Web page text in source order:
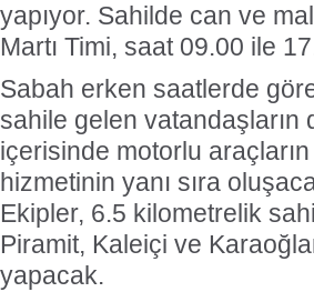
yapıyor. Sahilde can ve
Martı Timi, saat 09.00 ile
Sabah erken saatlerde
sahile gelen vatandaşların
içerisinde motorlu
hizmetinin yanı sıra
Ekipler, 6.5 kilometrelik
Piramit, Kaleiçi ve
yapacak.